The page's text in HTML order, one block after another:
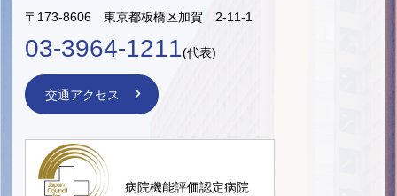
〒173-8606 東京都板橋区加賀 2-11-1
03-3964-1211(代表)
交通アクセス
病院機能評価認定病院